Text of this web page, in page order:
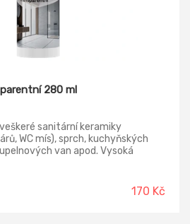
280 ml
sanitární keramiky
WC mís), sprch, kuchyňských
van apod. Vysoká
nutné používat Sanitární neutrální
170 Kč